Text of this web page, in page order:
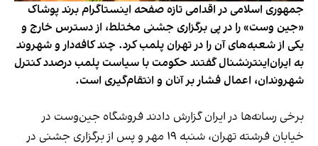
جمهوری اسلامی در اقدامی تازه صفحه اینستاگرام برند پوشاک
«جین وست» را در پی برگزاری جشنی مختلط، از دسترس خارج و
یکی از شعبه‌های آن را در تهران پلمب کرد. چند کافه‌‌دار و شهروند
به ایران‌اینترنشنال گفتند حکومت با سیاست پلمب درصدد کنترل
شهروندان، اعمال فشار بر آنان و انتقام‌گیری است.
برخی رسانه‌ها در ایران گزارش دادند فروشگاه جین‌وست در
خیابان فرشته تهران، شنبه ۱۹ مهر و پس از برگزاری جشنی در